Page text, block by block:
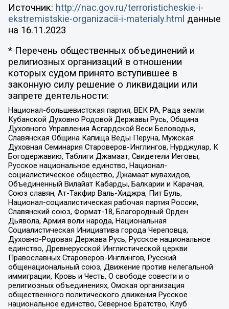
Источник: http://nac.gov.ru/terroristicheskie-i-
ekstremistskie-organizacii-i-materialy.html данные
на 16.11.2023
* Перечень общественных объединений и
религиозных организаций в отношении
которых судом принято вступившее в
законную силу решение о ликвидации или
запрете деятельности:
Национал-большевистская партия, ВЕК РА, Рада земли
Кубанской Духовно Родовой Державы Русь, Община
Духовного Управления Асгардской Веси Беловодья,
Славянская Община Капища Веды Перуна, Мужская
Духовная Семинария Староверов-Инглингов, Нурджулар, К
Богодержавию, Таблиги Джамаат, Свидетели Иеговы,
Русское национальное единство, Национал-
социалистическое общество, Джамаат мувахидов,
Объединенный Вилайат Кабарды, Балкарии и Карачая,
Союз славян, Ат-Такфир Валь-Хиджра, Пит Буль,
Национал-социалистическая рабочая партия России,
Славянский союз, Формат-18, Благородный Орден
Дьявола, Армия воли народа, Национальная
Социалистическая Инициатива города Череповца,
Духовно-Родовая Держава Русь, Русское национальное
единство, Древнерусской Инглистической церкви
Православных Староверов-Инглингов, Русский
общенациональный союз, Движение против нелегальной
иммиграции, Кровь и Честь, О свободе совести и о
религиозных объединениях, Омская организация
общественного политического движения Русское
национальное единство, Северное Братство, Клуб